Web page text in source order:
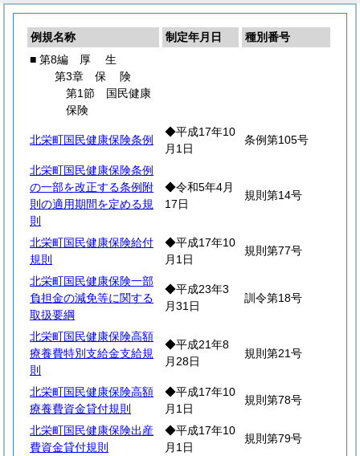
例規名称 制定年月日
種別番号
■ 第8編 厚 生
第3章 保
険
第1節 国民健康
保険
北栄町国民健康保険条例
◆平成17年10
月1日
条例第105号
北栄町国民健康保険条例
の一部を改正する条例附
則の適用期間を定める規
則
◆令和5年4月
17日
規則第14号
北栄町国民健康保険給付
規則
◆平成17年10
月1日
規則第77号
北栄町国民健康保険一部
負担金の減免等に関する
取扱要綱
◆平成23年3
月31日
訓令第18号
北栄町国民健康保険高額
療養費特別支給金支給規
則
◆平成21年8
月28日
規則第21号
北栄町国民健康保険高額
療養費資金貸付規則
◆平成17年10
月1日
規則第78号
北栄町国民健康保険出産
費資金貸付規則
◆平成17年10
月1日
規則第79号